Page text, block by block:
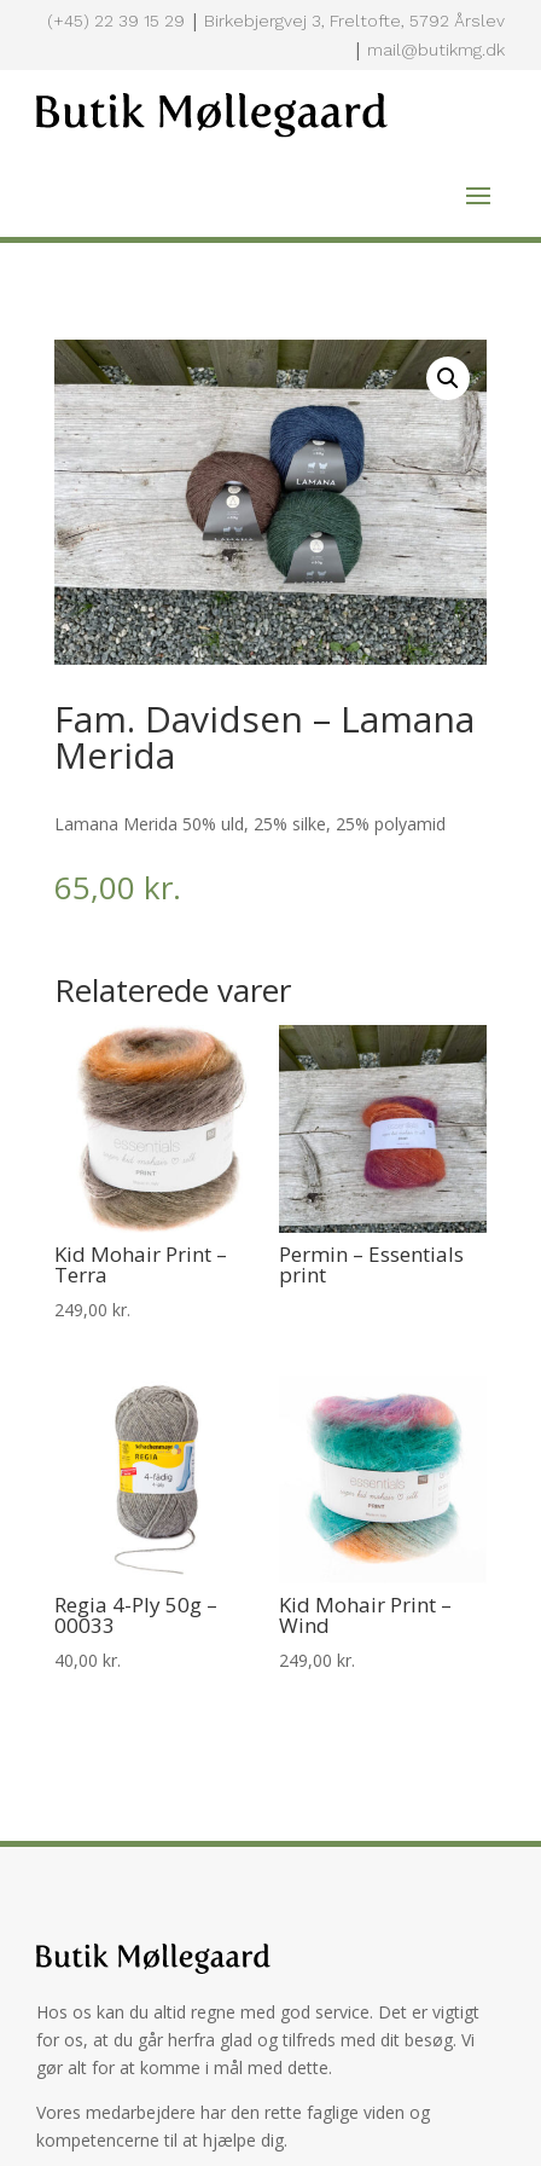
(+45) 22 39 15 29 | Birkebjergvej 3, Freltofte, 5792 Årslev
| mail@butikmg.dk
Fam. Davidsen – Lamana
Merida
Lamana Merida 50% uld, 25% silke, 25% polyamid
65,00 kr.
Relaterede varer
Kid Mohair Print –
Terra
249,00 kr.
Permin – Essentials
print
Regia 4-Ply 50g –
00033
40,00 kr.
Kid Mohair Print –
Wind
249,00kr.
Hos os kan du altid regne med god service. Det er vigtigt
for os, at du går herfra glad og tilfreds med dit besøg. Vi
gør alt for at komme i mål med dette.
Vores medarbejdere har den rette faglige viden og
kompetencerne til at hjælpe dig.